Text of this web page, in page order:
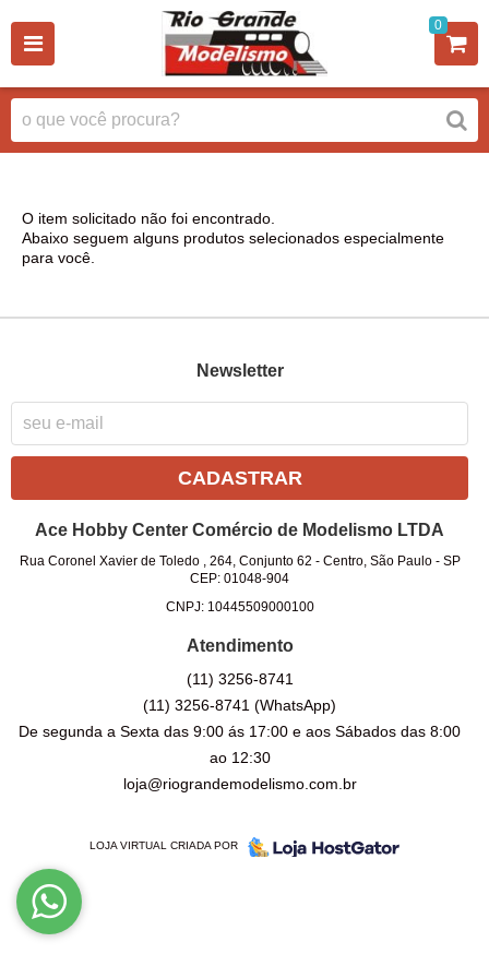
0
O item solicitado não foi encontrado.
Abaixo seguem alguns produtos selecionados especialmente
para você.
Newsletter
CADASTRAR
Ace Hobby Center Comércio de Modelismo LTDA
Rua Coronel Xavier de Toledo , 264, Conjunto 62 - Centro, São Paulo- SP
CEP: 01048-904
CNPJ: 10445509000100
Atendimento
(11) 3256-8741
(11) 3256-8741(WhatsApp)
De segunda a Sexta das 9:00 ás 17:00 e aos Sábados das 8:00
ao 12:30
loja@riograndemodelismo.com.br
LOJA VIRTUAL CRIADA POR